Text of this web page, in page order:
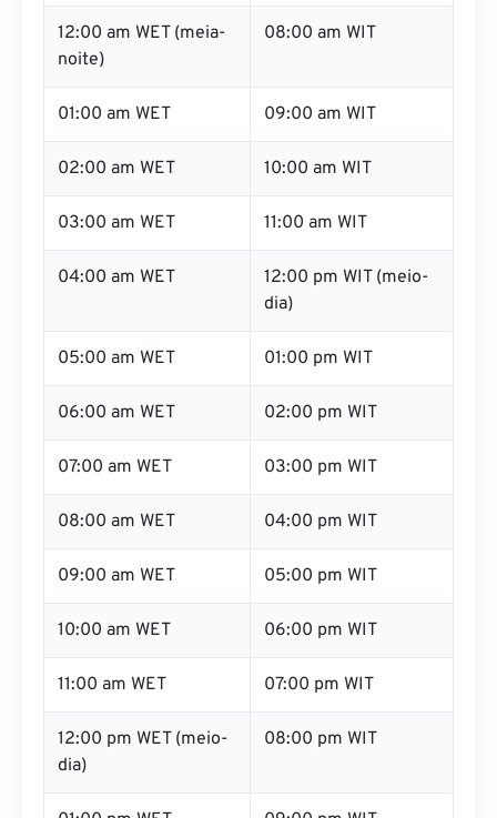
12:00 am WET (meia-
noite)
08:00 am WIT
01:00 am WET 09:00 am WIT
02:00 am WET 10:00 am WIT
03:00 am WET 11:00 am WIT
04:00 am WET
12:00 pm WIT (meio-
dia)
05:00 am WET 01:00 pm WIT
06:00 am WET 02:00 pm WIT
07:00 am WET 03:00 pm WIT
08:00 am WET 04:00 pm WIT
09:00 am WET 05:00 pm WIT
10:00 am WET 06:00 pm WIT
11:00 am WET 07:00 pm WIT
12:00 pm WET (meio-
dia)
08:00 pm WIT